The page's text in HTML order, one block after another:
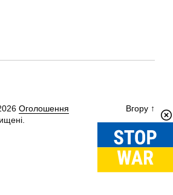
Оголошення
Вгору ↑